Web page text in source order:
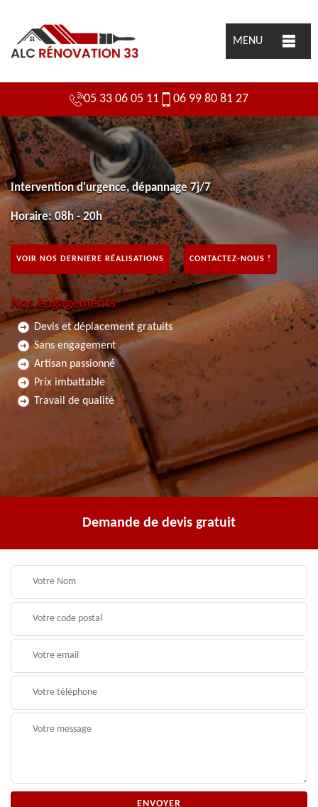
MENU
05 33 06 05 11 06 99 80 81 27
Intervention d'urgence, dépannage 7j/7
Horaire: 08h - 20h
VOIR NOS DERNIERE RÉALISATIONS CONTACTEZ-NOUS !
Nos engagements
Devis et déplacement gratuits
Sans engagement
Artisan passionné
Prix imbattable
Travail de qualité
Demande de devis gratuit